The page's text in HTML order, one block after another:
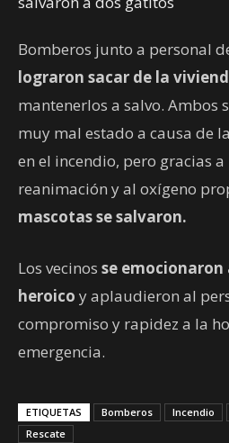
Bomberos junto a personal
lograron sacar de la
mantenerlos a salvo. Ambos
muy mal estado a causa de
en el incendio, pero gracias
reanimación y al oxígeno
mascotas se salvaron.
Los vecinos se
heroico y aplaudieron al
compromiso y rapidez a la
emergencia.
ETIQUETAS Bomberos Incendio
Rescate